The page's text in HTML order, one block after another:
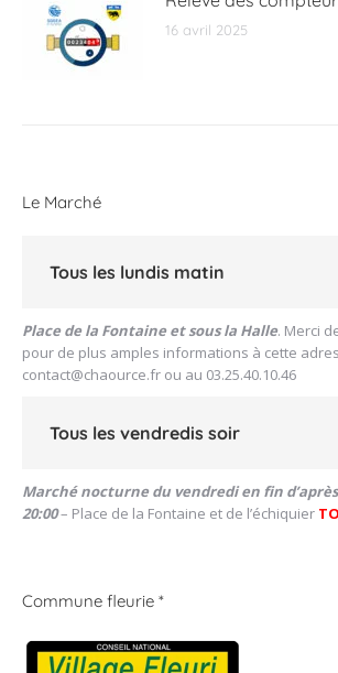
16 avril 2025
Le Marché
Tous les lundis matin
Place de la Fontaine et sous la Halle. Merci
pour de plus amples informations à cette
contact@chaource.fr ou au 03.25.40.10.46
Tous les vendredis soir
Marché nocturne du vendredi en fin
20:00– Place de la Fontaine et de l’échiquier
Commune fleurie *